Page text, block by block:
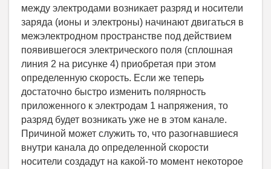
между электродами возникает разряд и носители
заряда (ионы и электроны) начинают двигаться в
межэлектродном пространстве под действием
появившегося электрического поля (сплошная
линия 2 на рисунке 4) приобретая при этом
определенную скорость. Если же теперь
достаточно быстро изменить полярность
приложенного к электродам 1 напряжения, то
разряд будет возникать уже не в этом канале.
Причиной может служить то, что разогнавшиеся
внутри канала до определенной скорости
носители создадут на какой-то момент некоторое